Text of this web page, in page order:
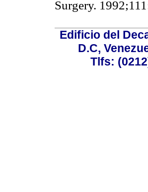
Surgery.
Edificio del
D.C,
Tlfs: